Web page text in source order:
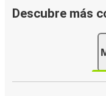
Descubre más